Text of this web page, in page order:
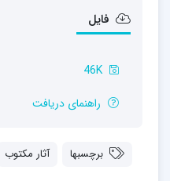
فایل
46K
راهنمای دریافت
برچسبها آثار مکتوب